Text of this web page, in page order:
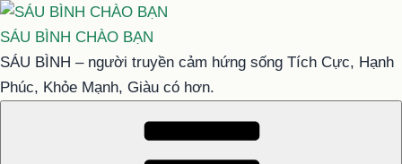
Chuyển
đến
phần
nội
SÁU BÌNH CHÀO BẠN
SÁU BÌNH – người truyền cảm hứng sống Tích Cực, Hạnh
Phúc, Khỏe Mạnh, Giàu có hơn.